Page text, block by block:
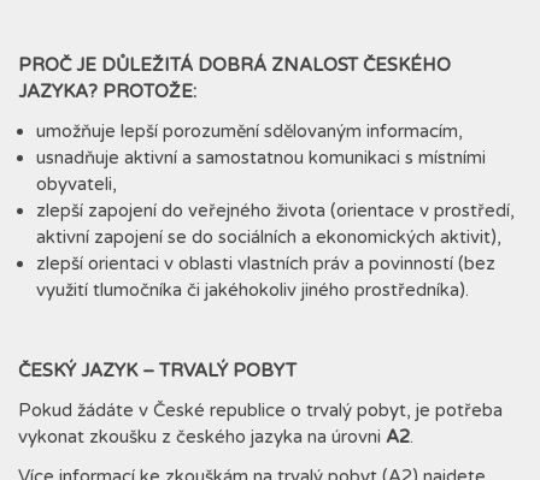
PROČ JE DŮLEŽITÁ DOBRÁ ZNALOST ČESKÉHO
JAZYKA? PROTOŽE:
umožňuje lepší porozumění sdělovaným informacím,
usnadňuje aktivní a samostatnou komunikaci s místními
obyvateli,
zlepší zapojení do veřejného života (orientace v prostředí,
aktivní zapojení se do sociálních a ekonomických aktivit),
zlepší orientaci v oblasti vlastních práv a povinností (bez
využití tlumočníka či jakéhokoliv jiného prostředníka).
ČESKÝ JAZYK – TRVALÝ POBYT
Pokud žádáte v České republice o trvalý pobyt, je potřeba
vykonat zkoušku z českého jazyka na úrovni A2.